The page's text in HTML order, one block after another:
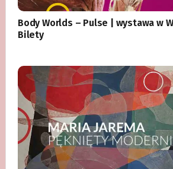
Body Worlds – Pulse | wystawa w
Bilety